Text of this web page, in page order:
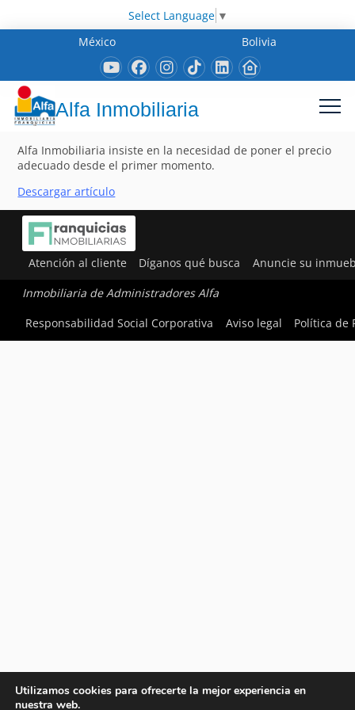
Select Language ▼
México
Bolivia
Alfa Inmobiliaria
Alfa Inmobiliaria insiste en la necesidad de poner el precio
adecuado desde el primer momento.
Descargar artículo
Atención al cliente Díganos qué busca Anuncie su
Inmobiliaria de Administradores Alfa
Responsabilidad Social Corporativa
Aviso legal Política de
Utilizamos cookies para ofrecerte la mejor experiencia en
nuestra web.